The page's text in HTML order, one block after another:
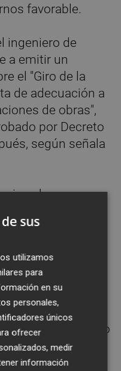
favorable.
ingeniero de
a emitir un
el "Giro de la
de adecuación a
de obras",
por Decreto
según señala
hace
el 9 de junio
el "Giro de la
aprobado
fiscal, podrían ser
de
la alcaldesa y otro
de
Pascual Abad
sus
utilizamos
para
en su
personales,
únicos
ofrecer
medir
información